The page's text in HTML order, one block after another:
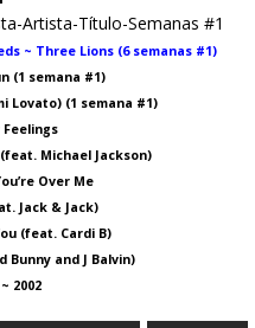
Artista-Título-Semanas #1
~ Three Lions (6 semanas #1)
(1 semana #1)
Lovato) (1 semana #1)
Feelings
Michael Jackson)
Over Me
Jack & Jack)
(feat. Cardi B)
Bunny and J Balvin)
2002